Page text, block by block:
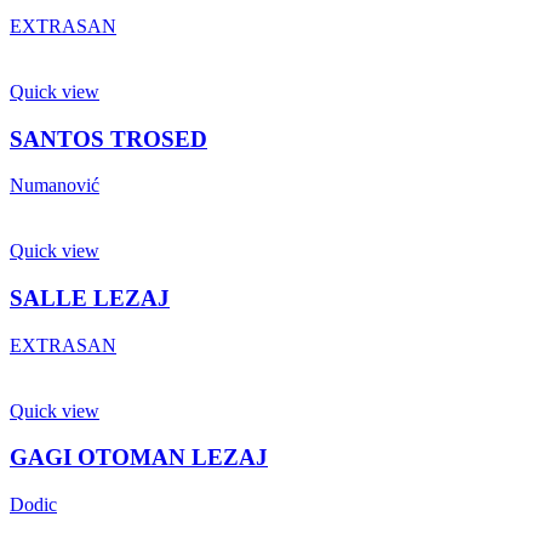
EXTRASAN
Quick view
SANTOS TROSED
Numanović
Quick view
SALLE LEZAJ
EXTRASAN
Quick view
GAGI OTOMAN LEZAJ
Dodic